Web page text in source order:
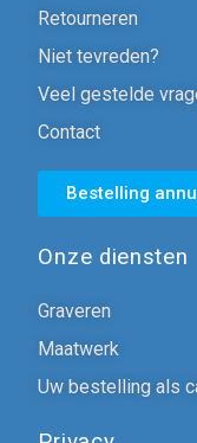
Retourneren
Niet tevreden?
Veel gestelde
Contact
Bestelling
Onze diensten
Graveren
Maatwerk
Uw bestelling als